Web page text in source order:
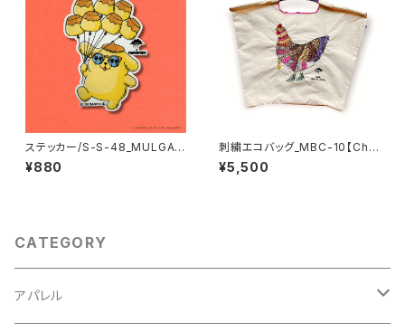
ステッカー/S-S-48_MULGA x
SANRIO CHARACTERS_Po
mpompurin
¥880
刺繍エコバッグ_MBC-10【Che
rry the Chicken /ベージュ/Ｌ
サイズ】＜Ball and Chain コラ
¥5,500
CATEGORY
アパレル